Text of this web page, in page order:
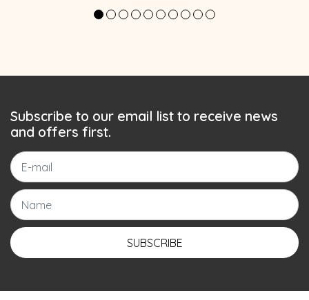
Subscribe to our email list to receive news
and offers first.
SUBSCRIBE